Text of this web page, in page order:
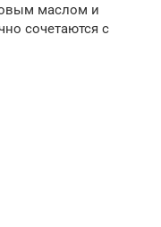
маслом и
сочетаются с